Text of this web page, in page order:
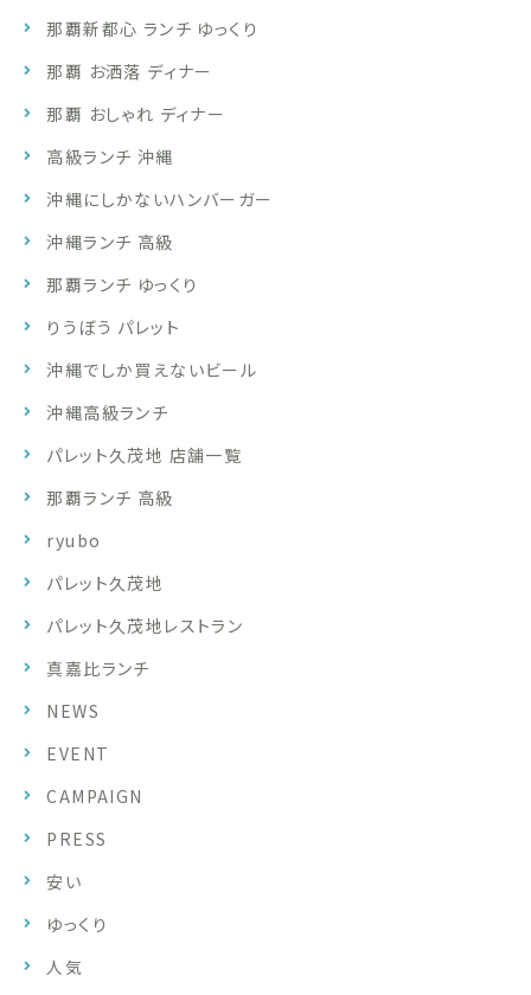
那覇新都心 ランチ ゆっくり
那覇 お洒落 ディナー
那覇 おしゃれ ディナー
高級ランチ 沖縄
沖縄にしかないハンバーガー
沖縄ランチ 高級
那覇ランチ ゆっくり
りうぼう パレット
沖縄でしか買えないビール
沖縄高級ランチ
パレット久茂地 店舗一覧
那覇ランチ 高級
ryubo
パレット久茂地
パレット久茂地レストラン
真嘉比ランチ
NEWS
EVENT
CAMPAIGN
PRESS
安い
ゆっくり
人気